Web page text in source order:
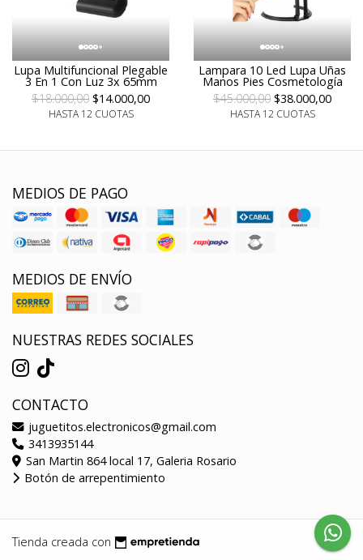
Lupa Multifuncional Plegable
3 En 1 Con Luz 3x 65mm
$18.000,00 $14.000,00
HASTA 12 CUOTAS
Lampara 10 Led Lupa Uñas
Manos Pies Cosmetología
$45.000,00 $38.000,00
HASTA 12 CUOTAS
MEDIOS DE PAGO
MEDIOS DE ENVÍO
NUESTRAS REDES SOCIALES
CONTACTO
juguetitos.electronicos@gmail.com
3413935144
San Martin 864 local 17, Galeria Rosario
Botón de arrepentimiento
Tienda creada con